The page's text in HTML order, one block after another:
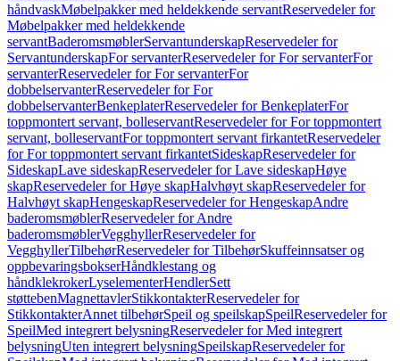
håndvaskMøbelpakker med heldekkende servantReservedeler for
Møbelpakker med heldekkende
servantBaderomsmøblerServantunderskapReservedeler for
ServantunderskapFor servanterReservedeler for For servanterFor
servanterReservedeler for For servanterFor
dobbelservanterReservedeler for For
dobbelservanterBenkeplaterReservedeler for BenkeplaterFor
toppmontert servant, bolleservantReservedeler for For toppmontert
servant, bolleservantFor toppmontert servant firkantetReservedeler
for For toppmontert servant firkantetSideskapReservedeler for
SideskapLave sideskapReservedeler for Lave sideskapHøye
skapReservedeler for Høye skapHalvhøyt skapReservedeler for
Halvhøyt skapHengeskapReservedeler for HengeskapAndre
baderomsmøblerReservedeler for Andre
baderomsmøblerVegghyllerReservedeler for
VegghyllerTilbehørReservedeler for TilbehørSkuffeinnsatser og
oppbevaringsbokserHåndklestang og
håndklekrokerLyselementerHendlerSett
støttebenMagnettavlerStikkontakterReservedeler for
StikkontakterAnnet tilbehørSpeil og speilskapSpeilReservedeler for
SpeilMed integrert belysningReservedeler for Med integrert
belysningUten integrert belysningSpeilskapReservedeler for